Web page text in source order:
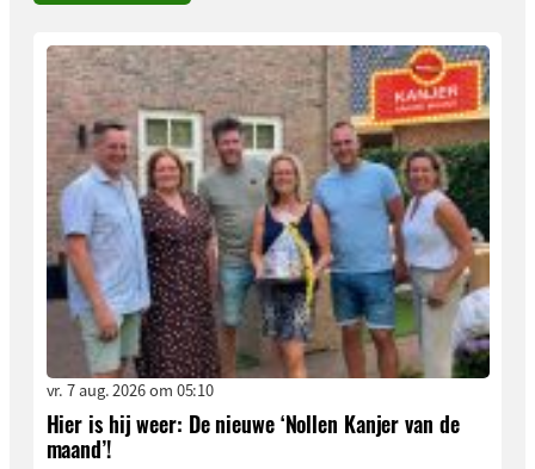
vr. 7 aug. 2026 om 05:10
Hier is hij weer: De nieuwe ‘Nollen Kanjer van de
maand’!